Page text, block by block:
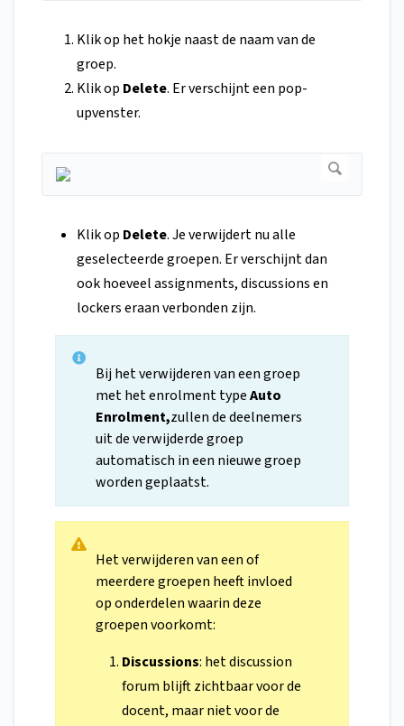
Klik op het hokje naast de naam van de
groep.
Klik op Delete. Er verschijnt een pop-
upvenster.
Klik op Delete. Je verwijdert nu alle
geselecteerde groepen. Er verschijnt dan
ook hoeveel assignments, discussions en
lockers eraan verbonden zijn.
Bij het verwijderen van een groep
met het enrolment typeAuto
Enrolment,zullen de deelnemers
uit de verwijderde groep
automatisch in een nieuwe groep
worden geplaatst.
Het verwijderen van een of
meerdere groepen heeft invloed
op onderdelen waarin deze
groepen voorkomt:
Discussions: het discussion
forum blijft zichtbaar voor de
docent, maar niet voor de